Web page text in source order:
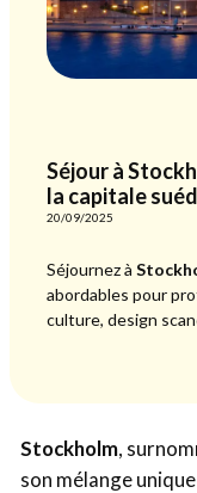
Séjour à
la capitale
20/09/2025
Séjournez à
abordables pour
culture, design
Stockholm,
son mélange